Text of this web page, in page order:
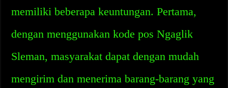
memiliki beberapa keuntungan. Pertama,
dengan menggunakan kode pos Ngaglik
Sleman, masyarakat dapat dengan mudah
mengirim dan menerima barang-barang yang